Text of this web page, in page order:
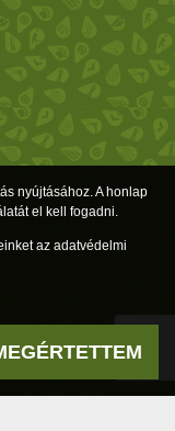
nyújtásához. A honlap
el kell fogadni.
az adatvédelmi